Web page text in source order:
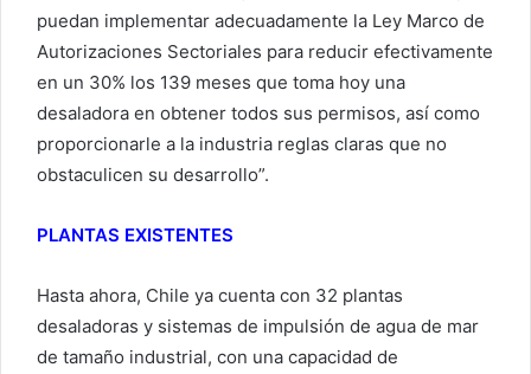
puedan implementar adecuadamente la Ley Marco de
Autorizaciones Sectoriales para reducir efectivamente
en un 30% los 139 meses que toma hoy una
desaladora en obtener todos sus permisos, así como
proporcionarle a la industria reglas claras que no
obstaculicen su desarrollo”.
PLANTAS EXISTENTES
Hasta ahora, Chile ya cuenta con 32 plantas
desaladoras y sistemas de impulsión de agua de mar
de tamaño industrial, con una capacidad de